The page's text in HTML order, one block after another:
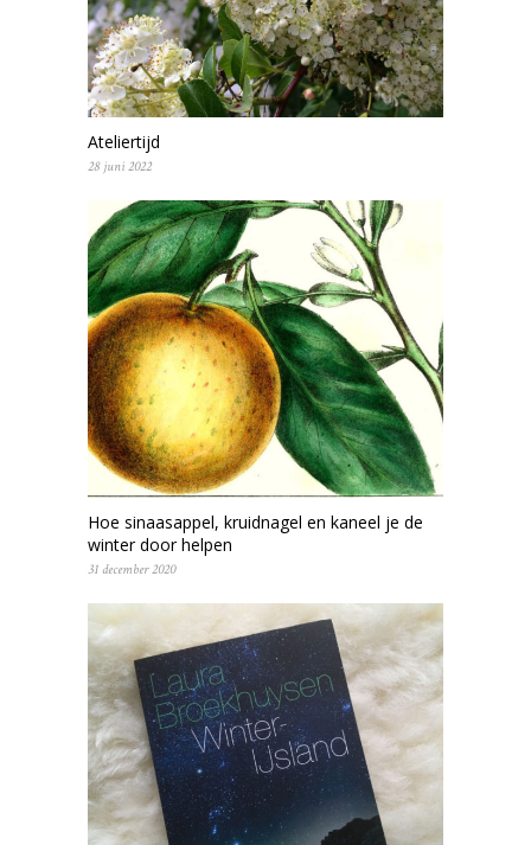
Ateliertijd
28 juni 2022
Hoe sinaasappel, kruidnagel en kaneel je de
winter door helpen
31 december 2020